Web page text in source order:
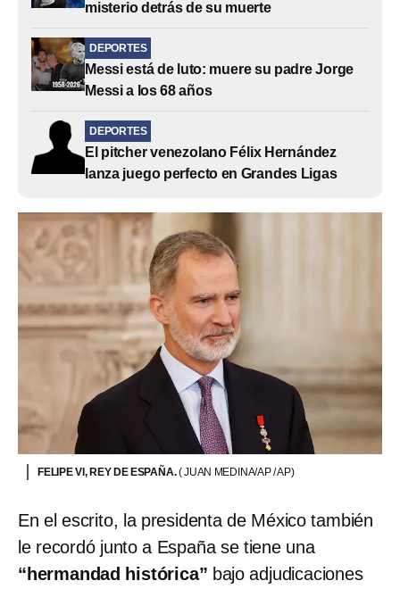
misterio detrás de su muerte
DEPORTES
Messi está de luto: muere su padre Jorge
Messi a los 68 años
DEPORTES
El pitcher venezolano Félix Hernández
lanza juego perfecto en Grandes Ligas
FELIPE VI, REY DE ESPAÑA.( JUAN MEDINA/AP / AP)
En el escrito, la presidenta de México también
le recordó junto a España se tiene una
“hermandad histórica” bajo adjudicaciones